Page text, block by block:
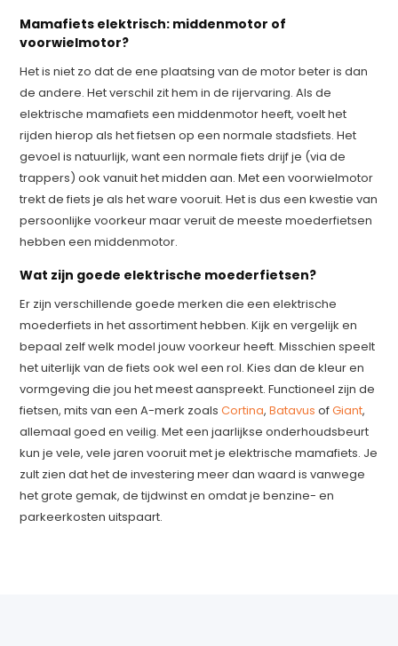
Mamafiets elektrisch: middenmotor of
voorwielmotor?
Het is niet zo dat de ene plaatsing van de motor beter is dan
de andere. Het verschil zit hem in de rijervaring. Als de
elektrische mamafiets een middenmotor heeft, voelt het
rijden hierop als het fietsen op een normale stadsfiets. Het
gevoel is natuurlijk, want een normale fiets drijf je (via de
trappers) ook vanuit het midden aan. Met een voorwielmotor
trekt de fiets je als het ware vooruit. Het is dus een kwestie van
persoonlijke voorkeur maar veruit de meeste moederfietsen
hebben een middenmotor.
Wat zijn goede elektrische moederfietsen?
Er zijn verschillende goede merken die een elektrische
moederfiets in het assortiment hebben. Kijk en vergelijk en
bepaal zelf welk model jouw voorkeur heeft. Misschien speelt
het uiterlijk van de fiets ook wel een rol. Kies dan de kleur en
vormgeving die jou het meest aanspreekt. Functioneel zijn de
fietsen, mits van een A-merk zoalsCortina,Batavus ofGiant,
allemaal goed en veilig. Met een jaarlijkse onderhoudsbeurt
kun je vele, vele jaren vooruit met je elektrische mamafiets. Je
zult zien dat het de investering meer dan waard is vanwege
het grote gemak, de tijdwinst en omdat je benzine- en
parkeerkosten uitspaart.